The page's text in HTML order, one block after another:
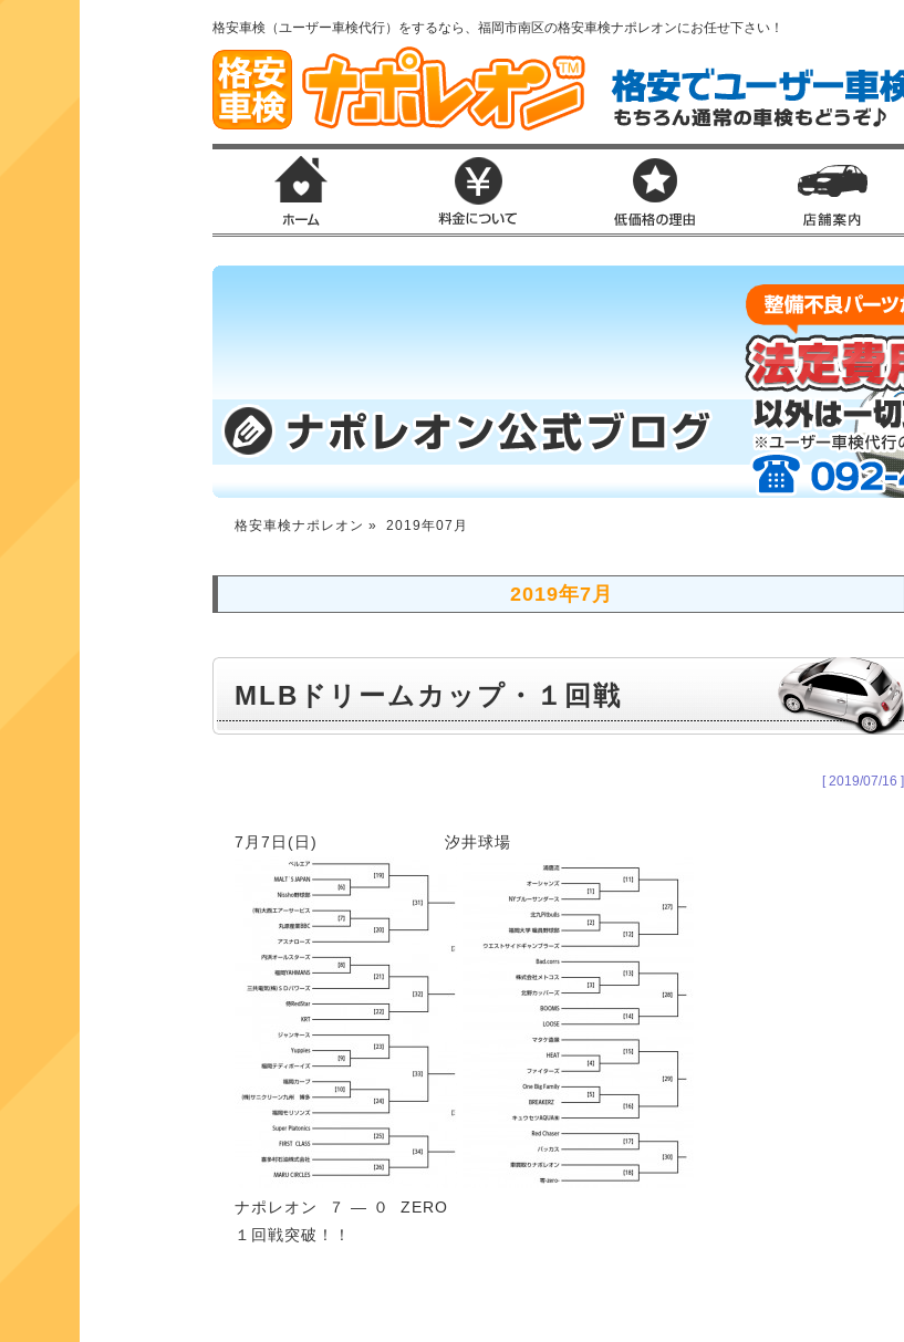
格安車検（ユーザー車検代行）をするなら、福岡市南区の格安車検ナポレオンにお任せ下さい！
格安車検ナポレオン » 2019年07月
2019年7月
MLBドリームカップ・１回戦
[ 2019/07/16 ]
7月7日(日) 汐井球場
ナポレオン ７ ― ０ ZERO
１回戦突破！！